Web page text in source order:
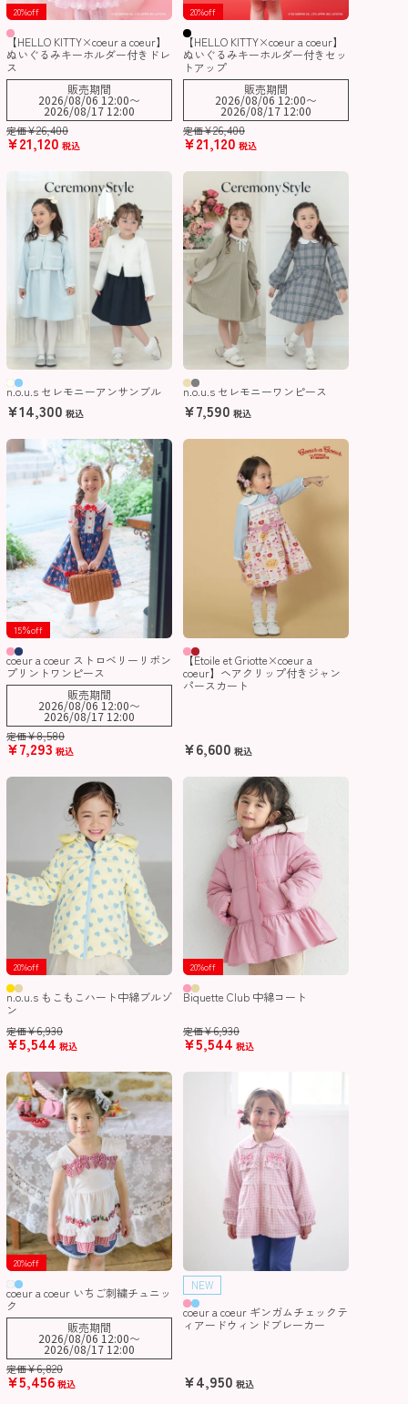
20%off
【HELLO KITTY×coeur a coeur】
ぬいぐるみキーホルダー付きドレ
ス
定価¥26,400
¥21,120 税込
販売期間
2026/08/06 12:00〜
2026/08/17 12:00
20%off
【HELLO KITTY×coeur a coeur】
ぬいぐるみキーホルダー付きセッ
トアップ
定価¥26,400
¥21,120 税込
販売期間
2026/08/06 12:00〜
2026/08/17 12:00
n.o.u.s セレモニーアンサンブル
¥14,300 税込
n.o.u.s セレモニーワンピース
¥7,590 税込
15％off
coeur a coeur ストロベリーリボン
プリントワンピース
定価¥8,580
¥7,293 税込
販売期間
2026/08/06 12:00〜
2026/08/17 12:00
【Etoile et Griotte×coeur a
coeur】ヘアクリップ付きジャン
パースカート
¥6,600 税込
20%off
n.o.u.s もこもこハート中綿ブルゾ
ン
定価¥6,930
¥5,544 税込
20%off
Biquette Club 中綿コート
定価¥6,930
¥5,544 税込
20%off
coeur a coeur いちご刺繍チュニッ
ク
定価¥6,820
¥5,456 税込
販売期間
2026/08/06 12:00〜
2026/08/17 12:00
NEW
coeur a coeur ギンガムチェックテ
ィアードウィンドブレーカー
¥4,950 税込